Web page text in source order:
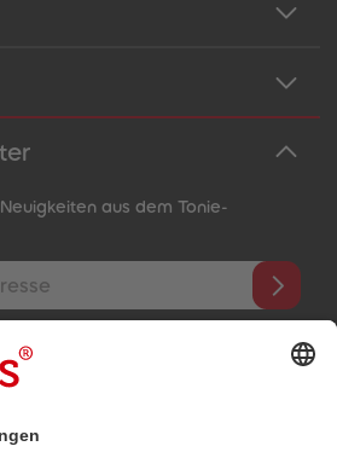
aus dem Tonie-
du unseren E-Mail-Newsletter, der
Informationen (z.B. Account-
dir zu Werbezwecken bereitgestellten
.